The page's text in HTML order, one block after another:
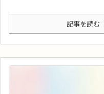
記事を読む